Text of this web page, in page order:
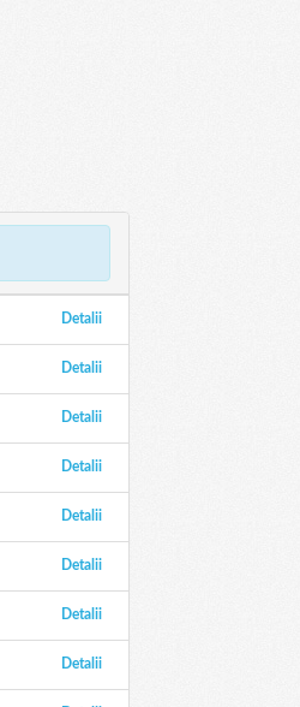
Detalii
Detalii
Detalii
Detalii
Detalii
Detalii
Detalii
Detalii